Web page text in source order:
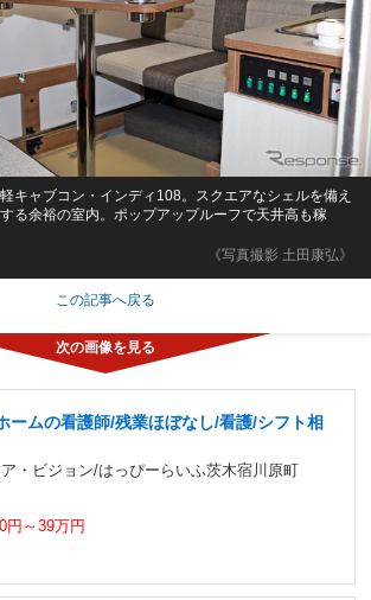
《写真撮影 土田康弘》
キャブコン・インディ108。スクエアなシェルを備え
る余裕の室内。ポップアップルーフで天井高も稼
この記事へ戻る
ームの看護師/残業ほぼなし/看護/シフト相
・ビジョン/はっぴーらいふ茨木宿川原町
円～39万円